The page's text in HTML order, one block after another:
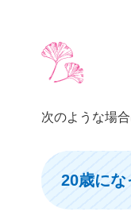
次のような場
20歳にな